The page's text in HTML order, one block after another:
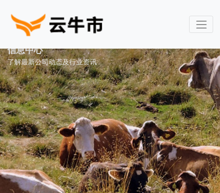
信息中心
了解最新公司动态及行业资讯